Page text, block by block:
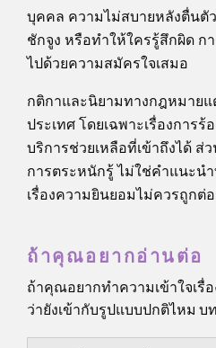
บุคคล ความไม่สบายหลังตื่นตั
ชักจูง หรือทำให้ใครรู้สึกผิด ก
ไปด้วยความสมัครใจเสมอ
กติกาและนิยามทางกฎหมายแ
ประเทศ โดยเฉพาะเรื่องการร้
บริการช่วยเหลือที่เข้าถึงได้ ส่
การตระหนักรู้ ไม่ใช่คำแนะน
เรื่องความยินยอมไม่ควรถูกต่
ถ้าคุณอยากอ่านต่อ
ถ้าคุณอยากทำความเข้าใจเรื่
ว่ายังเข้ากับรูปแบบปกติไหม